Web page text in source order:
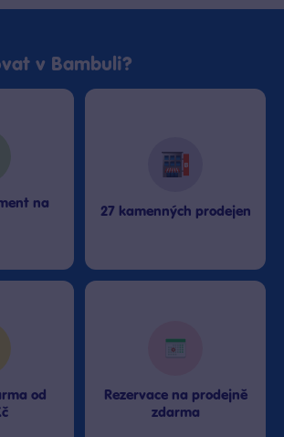
v Bambuli?
na
27 kamenných prodejen
od
Rezervace na prodejně
zdarma